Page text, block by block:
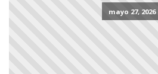
mayo 27, 2026